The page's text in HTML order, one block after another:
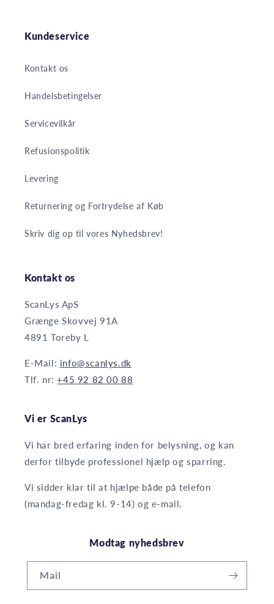
Kundeservice
Kontakt os
Handelsbetingelser
Servicevilkår
Refusionspolitik
Levering
Returnering og Fortrydelse af Køb
Skriv dig op til vores Nyhedsbrev!
Kontakt os
ScanLys ApS
Grænge Skovvej 91A
4891 Toreby L
E-Mail: info@scanlys.dk
Tlf. nr:+45 92 82 00 88
Vi er ScanLys
Vi har bred erfaring inden for belysning, og kan
derfor tilbyde professionel hjælp og sparring.
Vi sidder klar til at hjælpe både på telefon
(mandag-fredag kl. 9-14) og e-mail.
Modtag nyhedsbrev
Mail